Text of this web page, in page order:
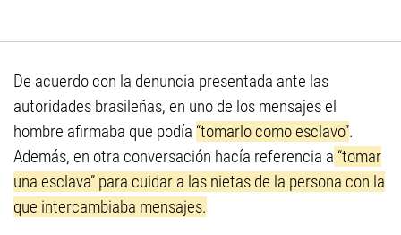
De acuerdo con la denuncia presentada ante las
autoridades brasileñas, en uno de los mensajes el
hombre afirmaba que podía “tomarlo como esclavo”.
Además, en otra conversación hacía referencia a “tomar
una esclava” para cuidar a las nietas de la persona con la
que intercambiaba mensajes.